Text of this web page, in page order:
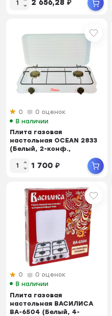
2 656,28 ₽
0
0 оценок
В наличии
Плита газовая
настольная OCEAN 2833
(Белый, 2-конф.,
эмалирован.ст...
1 700 ₽
0
0 оценок
В наличии
Плита газовая
настольная ВАСИЛИСА
ВА-6504 (Белый, 4-